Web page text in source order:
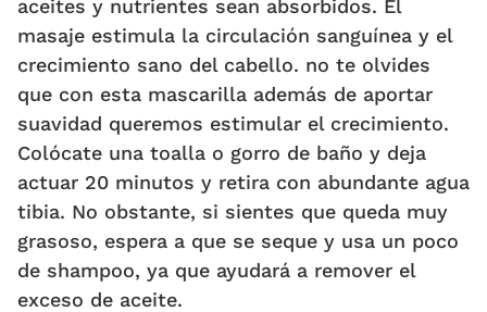
aceites y nutrientes sean absorbidos. El
masaje estimula la circulación sanguínea y el
crecimiento sano del cabello. no te olvides
que con esta mascarilla además de aportar
suavidad queremos estimular el crecimiento.
Colócate una toalla o gorro de baño y deja
actuar 20 minutos y retira con abundante agua
tibia. No obstante, si sientes que queda muy
grasoso, espera a que se seque y usa un poco
de shampoo, ya que ayudará a remover el
exceso de aceite.